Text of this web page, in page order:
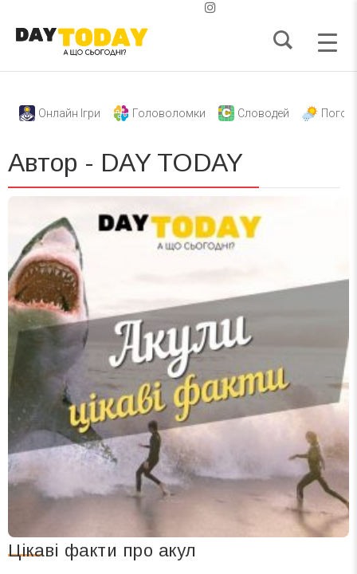
Онлайн Ігри Головоломки Словодей
Автор - DAY TODAY
Цікаві факти про акул